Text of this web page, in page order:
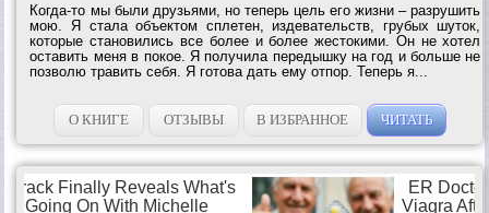
Когда-то мы были друзьями, но теперь цель его жизни – разрушить
мою. Я стала объектом сплетен, издевательств, грубых шуток,
которые становились все более и более жестокими. Он не хотел
оставить меня в покое. Я получила передышку на год и больше не
позволю травить себя. Я готова дать ему отпор. Теперь я...
О КНИГЕ ОТЗЫВЫ В ИЗБРАННОЕ ЧИТАТЬ